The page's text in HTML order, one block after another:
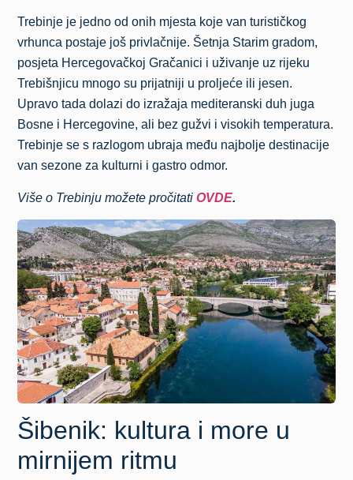
Trebinje je jedno od onih mjesta koje van turističkog
vrhunca postaje još privlačnije. Šetnja Starim gradom,
posjeta Hercegovačkoj Gračanici i uživanje uz rijeku
Trebišnjicu mnogo su prijatniji u proljeće ili jesen.
Upravo tada dolazi do izražaja mediteranski duh juga
Bosne i Hercegovine, ali bez gužvi i visokih temperatura.
Trebinje se s razlogom ubraja među najbolje destinacije
van sezone za kulturni i gastro odmor.
Više o Trebinju možete pročitatiOVDE.
Šibenik: kultura i more u
mirnijem ritmu